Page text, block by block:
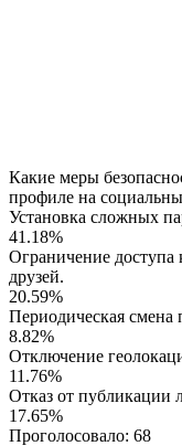
Какие меры
профиле на
Установка сложных
41.18%
Ограничение
друзей.
20.59%
Периодическая смена
8.82%
Отключение
11.76%
Отказ от публикации
17.65%
Проголосовало: 68